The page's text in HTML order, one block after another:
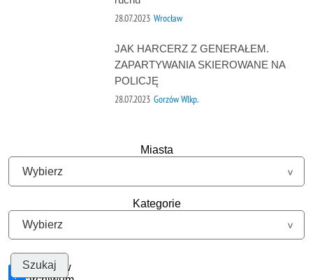
28.07.2023 Wrocław
JAK HARCERZ Z GENERAŁEM.
ZAPARTYWANIA SKIEROWANE NA
POLICJĘ
28.07.2023 Gorzów Wlkp.
Miasta
Kategorie
Szukaj w